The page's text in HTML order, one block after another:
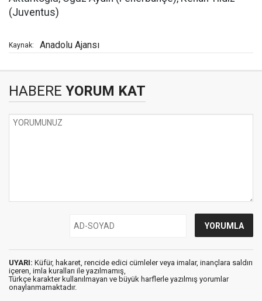
(Juventus)
Kaynak: Anadolu Ajansı
HABERE YORUM KAT
UYARI: Küfür, hakaret, rencide edici cümleler veya imalar, inançlara saldırı
içeren, imla kuralları ile yazılmamış,
Türkçe karakter kullanılmayan ve büyük harflerle yazılmış yorumlar
onaylanmamaktadır.